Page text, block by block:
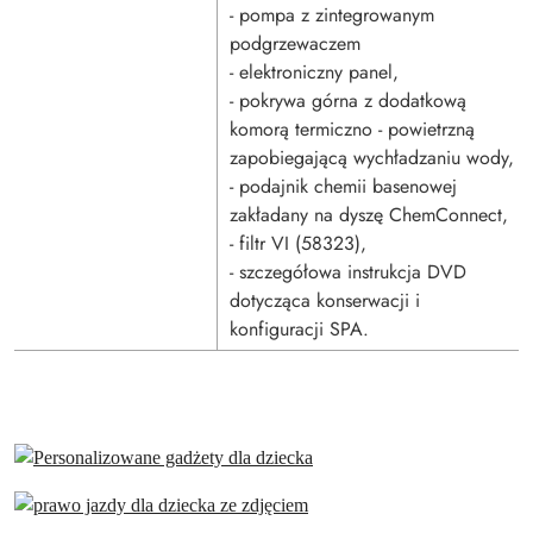
- pompa z zintegrowanym
podgrzewaczem
- elektroniczny panel,
- pokrywa górna z dodatkową
komorą termiczno - powietrzną
zapobiegającą wychładzaniu wody,
- podajnik chemii basenowej
zakładany na dyszę ChemConnect,
- filtr VI (58323),
- szczegółowa instrukcja DVD
dotycząca konserwacji i
konfiguracji SPA.